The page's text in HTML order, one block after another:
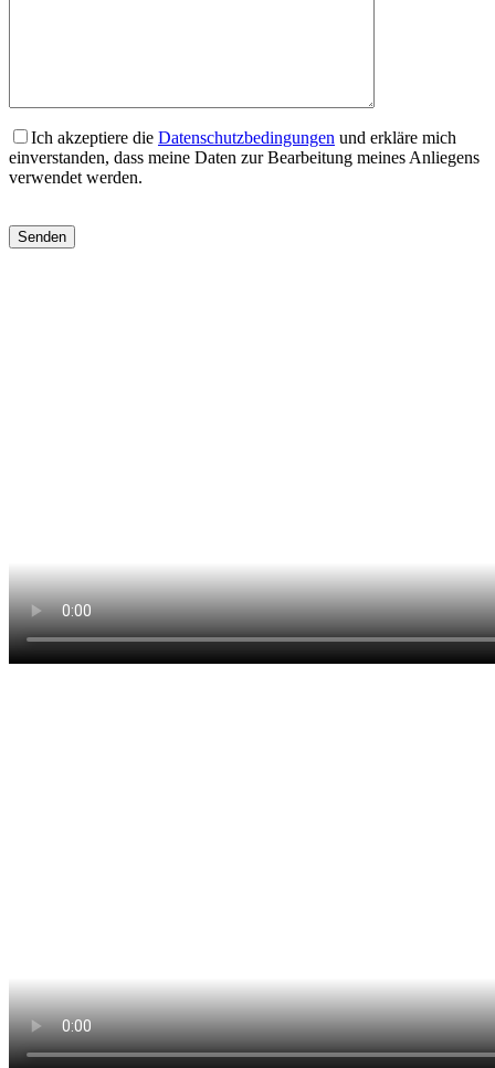
Ich akzeptiere die Datenschutzbedingungen und erkläre mich
einverstanden, dass meine Daten zur Bearbeitung meines Anliegens
verwendet werden.
lasse